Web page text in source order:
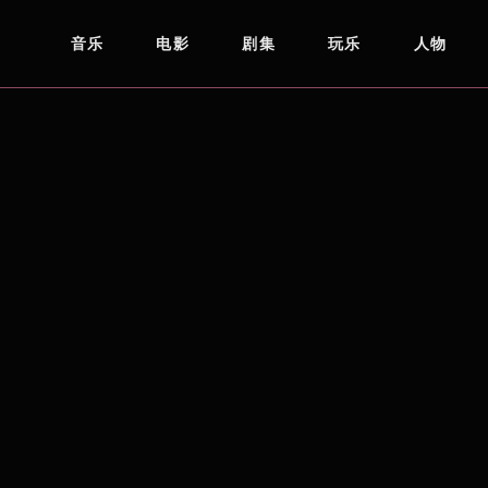
音乐 电影 剧集 玩乐 人物